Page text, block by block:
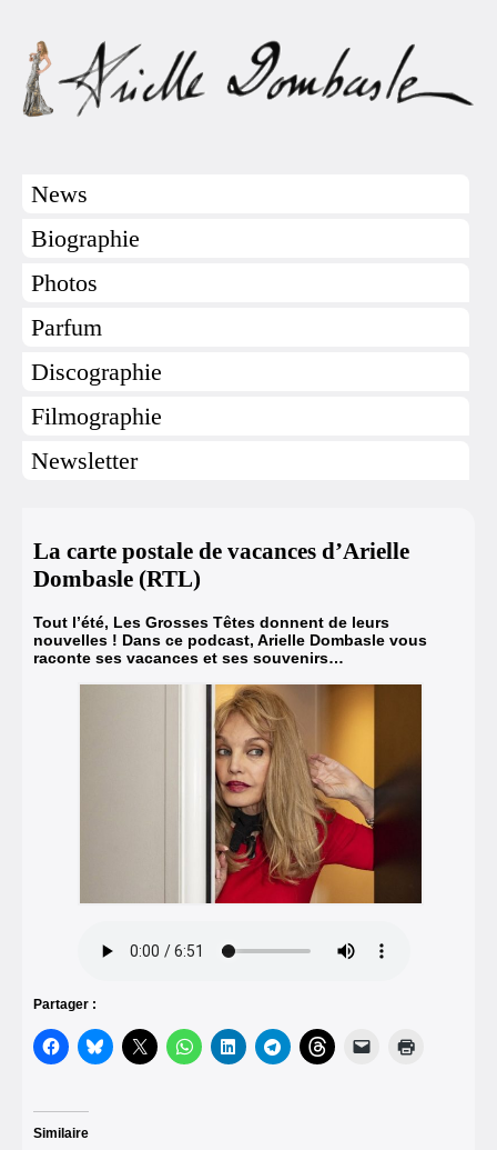
News
Biographie
Photos
Parfum
Discographie
Filmographie
Newsletter
La carte postale de vacances d’Arielle
Dombasle (RTL)
Tout l’été, Les Grosses Têtes donnent de leurs
nouvelles ! Dans ce podcast, Arielle Dombasle vous
raconte ses vacances et ses souvenirs…
Partager :
Similaire